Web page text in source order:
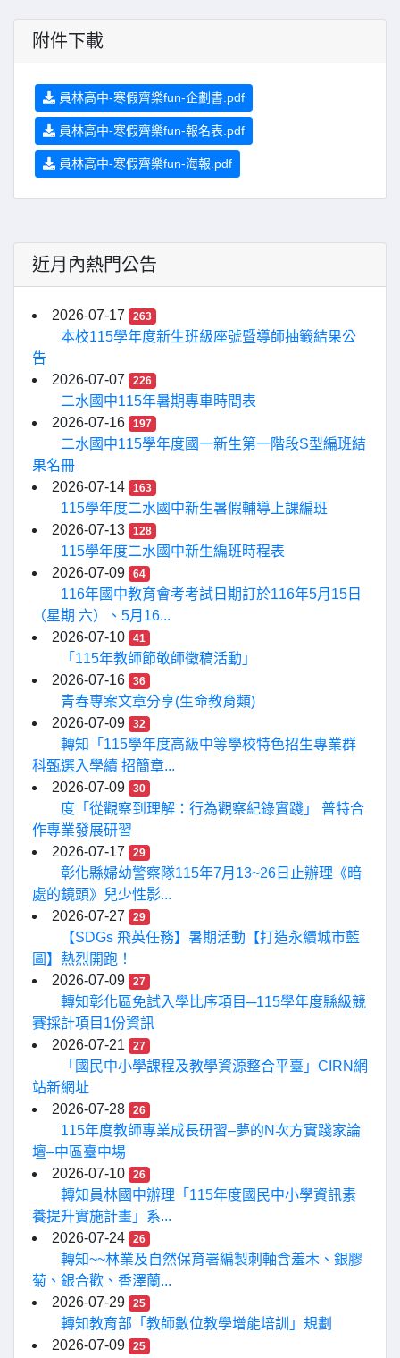
附件下載
員林高中-寒假齊樂fun-企劃書.pdf
員林高中-寒假齊樂fun-報名表.pdf
員林高中-寒假齊樂fun-海報.pdf
近月內熱門公告
2026-07-17 263
本校115學年度新生班級座號暨導師抽籤結果公
告
2026-07-07
226
二水國中115年暑期專車時間表
2026-07-16
197
二水國中115學年度國一新生第一階段S型編班結
果名冊
2026-07-14
163
115學年度二水國中新生暑假輔導上課編班
2026-07-13
128
115學年度二水國中新生編班時程表
2026-07-09
64
116年國中教育會考考試日期訂於116年5月15日
（星期 六）、5月16...
2026-07-10
41
「115年教師節敬師徵稿活動」
2026-07-16
36
青春專案文章分享(生命教育類)
2026-07-09
32
轉知「115學年度高級中等學校特色招生專業群
科甄選入學續 招簡章...
2026-07-09
30
度「從觀察到理解：行為觀察紀錄實踐」 普特合
作專業發展研習
2026-07-17
29
彰化縣婦幼警察隊115年7月13~26日止辦理《暗
處的鏡頭》兒少性影...
2026-07-27
29
【SDGs 飛英任務】暑期活動【打造永續城市藍
圖】熱烈開跑！
2026-07-09
27
轉知彰化區免試入學比序項目─115學年度縣級競
賽採計項目1份資訊
2026-07-21
27
「國民中小學課程及教學資源整合平臺」CIRN網
站新網址
2026-07-28
26
115年度教師專業成長研習–夢的N次方實踐家論
壇–中區臺中場
2026-07-10
26
轉知員林國中辦理「115年度國民中小學資訊素
養提升實施計畫」系...
2026-07-24
26
轉知~~林業及自然保育署編製刺軸含羞木、銀膠
菊、銀合歡、香澤蘭...
2026-07-29
25
轉知教育部「教師數位教學增能培訓」規劃
2026-07-09
25